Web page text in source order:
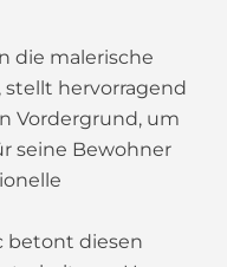
die malerische
stellt hervorragend
Vordergrund, um
seine Bewohner
betont diesen